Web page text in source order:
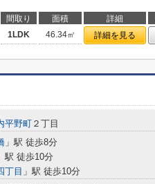
間取り 面積 詳細
1LDK 46.34㎡ 詳細を見る
平野町 ２丁目
」駅 徒歩8分
駅 徒歩10分
丁目 」駅 徒歩10分